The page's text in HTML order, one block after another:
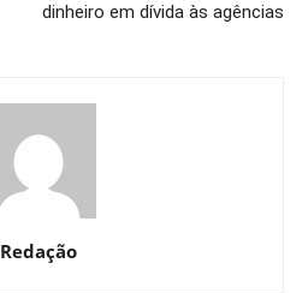
dinheiro em dívida às agências
Redação